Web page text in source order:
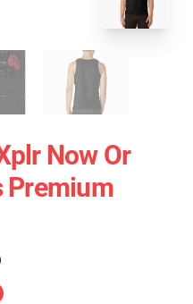
Now Or
Premium